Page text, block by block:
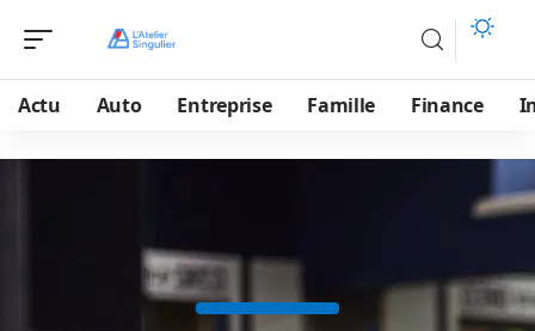
Actu Auto Entreprise Famille Finance